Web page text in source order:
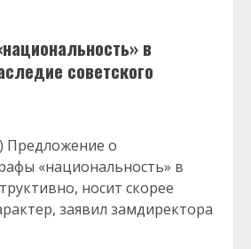
в
советского
Предложение о
«национальность» в
носит скорее
заявил замдиректора